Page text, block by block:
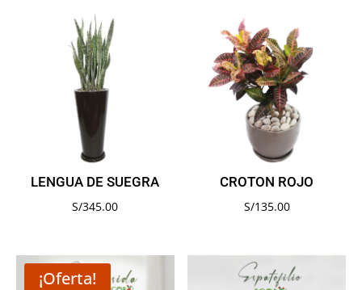
LENGUA DE SUEGRA
S/345.00
CROTON ROJO
S/135.00
¡Oferta!